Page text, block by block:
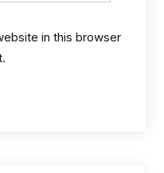
in this browser